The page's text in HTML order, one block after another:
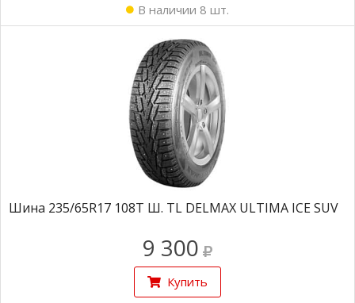
В наличии 8 шт.
Шина 235/65R17 108T Ш. TL DELMAX ULTIMA ICE SUV
9 300
Купить